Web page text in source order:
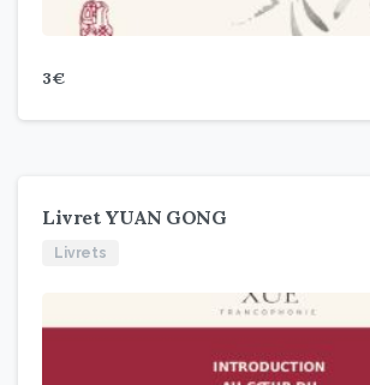
3€
Livret YUAN GONG
Livrets